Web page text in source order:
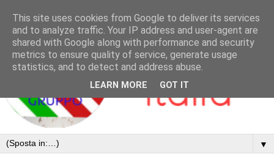
▼
This site uses cookies from Google to deliver its services
and to analyze traffic. Your IP address and user-agent are
shared with Google along with performance and security
metrics to ensure quality of service, generate usage
statistics, and to detect and address abuse.
LEARN MORE GOT IT